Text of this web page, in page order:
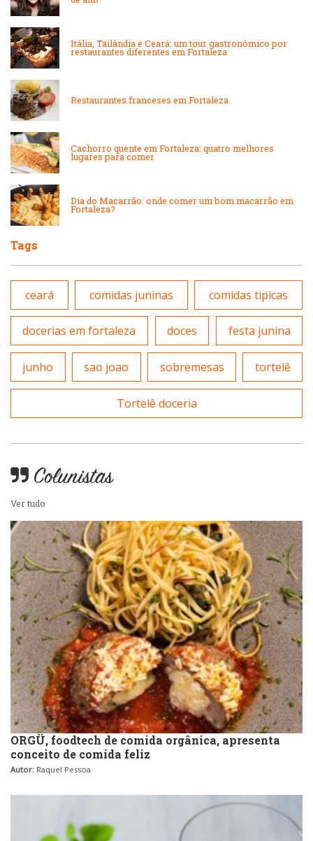
Lanchonetes
Massas
Padarias e Confeitarias
Portuguesa
Self-service
Sobremesas e sorvetes
Pizzarias
Portuguesa
Variados
Itália, Tailândia e Ceará: um tour gastronômico por
restaurantes diferentes em Fortaleza
Restaurantes franceses em Fortaleza
Cachorro quente em Fortaleza: quatro melhores
lugares para comer
Dia do Macarrão: onde comer um bom macarrão em
Fortaleza?
Tags
ceará comidas juninas comidas tipicas
docerias em fortaleza doces festa junina
junho sao joao sobremesas tortelê
Tortelê doceria
Colunistas
Ver tudo
ORGÜ, foodtech de comida orgânica, apresenta
conceito de comida feliz
Autor: Raquel Pessoa